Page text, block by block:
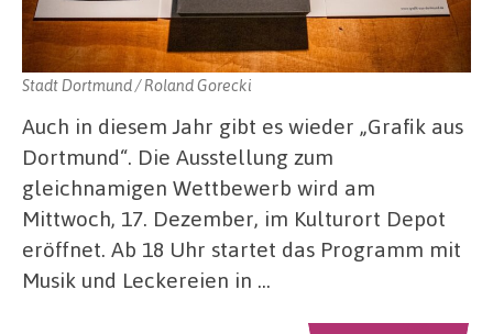
Stadt Dortmund / Roland Gorecki
Auch in diesem Jahr gibt es wieder „Grafik aus
Dortmund“. Die Ausstellung zum
gleichnamigen Wettbewerb wird am
Mittwoch, 17. Dezember, im Kulturort Depot
eröffnet. Ab 18 Uhr startet das Programm mit
Musik und Leckereien in …